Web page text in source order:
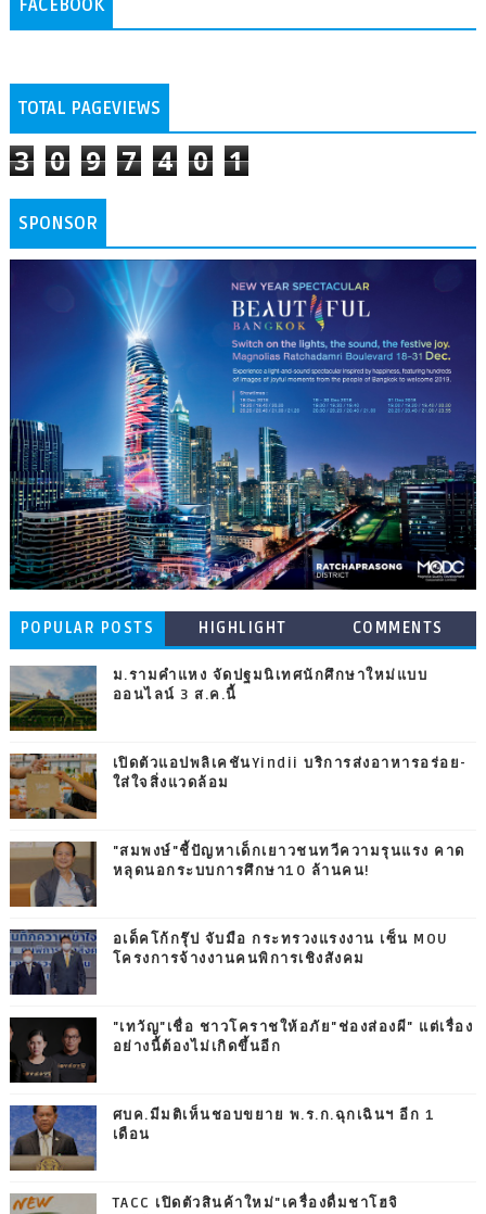
FACEBOOK
TOTAL PAGEVIEWS
3 0 9 7 4 0 1
SPONSOR
POPULAR POSTS HIGHLIGHT COMMENTS
ม.รามคำแหง จัดปฐมนิเทศนักศึกษาใหม่แบบ
ออนไลน์ 3 ส.ค.นี้
เปิดตัวแอปพลิเคชันYindii บริการส่งอาหารอร่อย-
ใส่ใจสิ่งแวดล้อม
"สมพงษ์"ชี้ปัญหาเด็กเยาวชนทวีความรุนแรง คาด
หลุดนอกระบบการศึกษา10 ล้านคน!
อเด็คโก้กรุ๊ป จับมือ กระทรวงแรงงาน เซ็น MOU
โครงการจ้างงานคนพิการเชิงสังคม
"เทวัญ"เชื่อ ชาวโคราชให้อภัย"ช่องส่องผี" แต่เรื่อง
อย่างนี้ต้องไม่เกิดขึ้นอีก
ศบค.มีมติเห็นชอบขยาย พ.ร.ก.ฉุกเฉินฯ อีก 1
เดือน
TACC เปิดตัวสินค้าใหม่"เครื่องดื่มชาโฮจิ